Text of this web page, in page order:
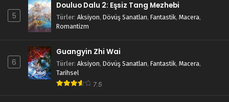
5
Douluo Dalu 2: Eşsiz Tang Mezhebi
Türler: Aksiyon, Dövüş Sanatları, Fantastik, Macera,
Romantizm
6
Guangyin Zhi Wai
Türler: Aksiyon, Dövüş Sanatları, Fantastik, Macera,
Tarihsel
7.5